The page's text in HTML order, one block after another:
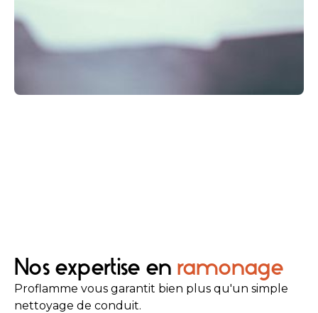
Nos expertise en ramonage
Proflamme vous garantit bien plus qu'un simple
nettoyage de conduit.